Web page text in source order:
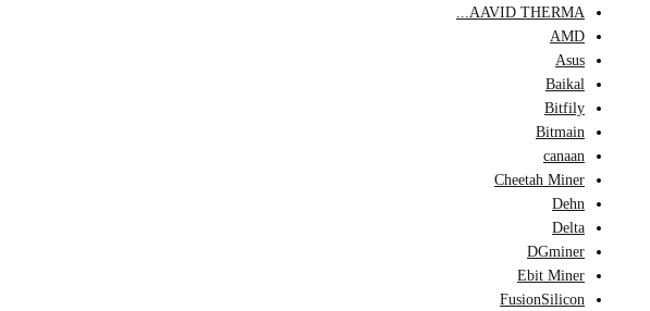
AAVID THERMA...
AMD
Asus
Baikal
Bitfily
Bitmain
canaan
Cheetah Miner
Dehn
Delta
DGminer
Ebit Miner
FusionSilicon